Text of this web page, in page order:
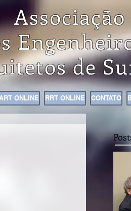
Associação
de
ART ONLINE RRT ONLINE CONTATO